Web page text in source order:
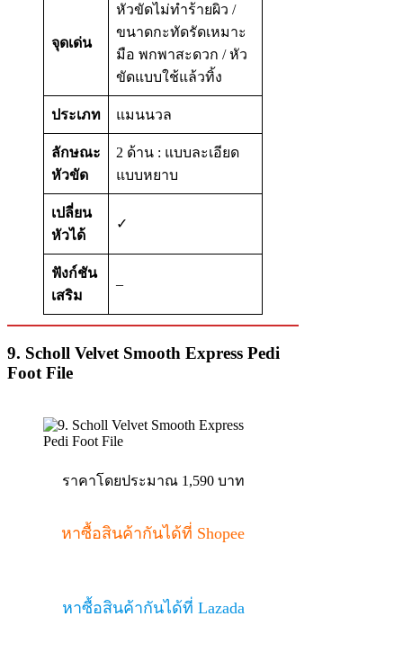
จุดเด่น
หัวขัดไม่ทำร้ายผิว /
ขนาดกะทัดรัดเหมาะ
มือ พกพาสะดวก / หัว
ขัดแบบใช้แล้วทิ้ง
ประเภท แมนนวล
ลักษณะ
หัวขัด
2 ด้าน : แบบละเอียด
แบบหยาบ
เปลี่ยน
หัวได้
✓
ฟังก์ชัน
เสริม
–
9. Scholl Velvet Smooth Express Pedi
Foot File
ราคาโดยประมาณ 1,590 บาท
หาซื้อสินค้ากันได้ที่ Shopee
หาซื้อสินค้ากันได้ที่ Lazada